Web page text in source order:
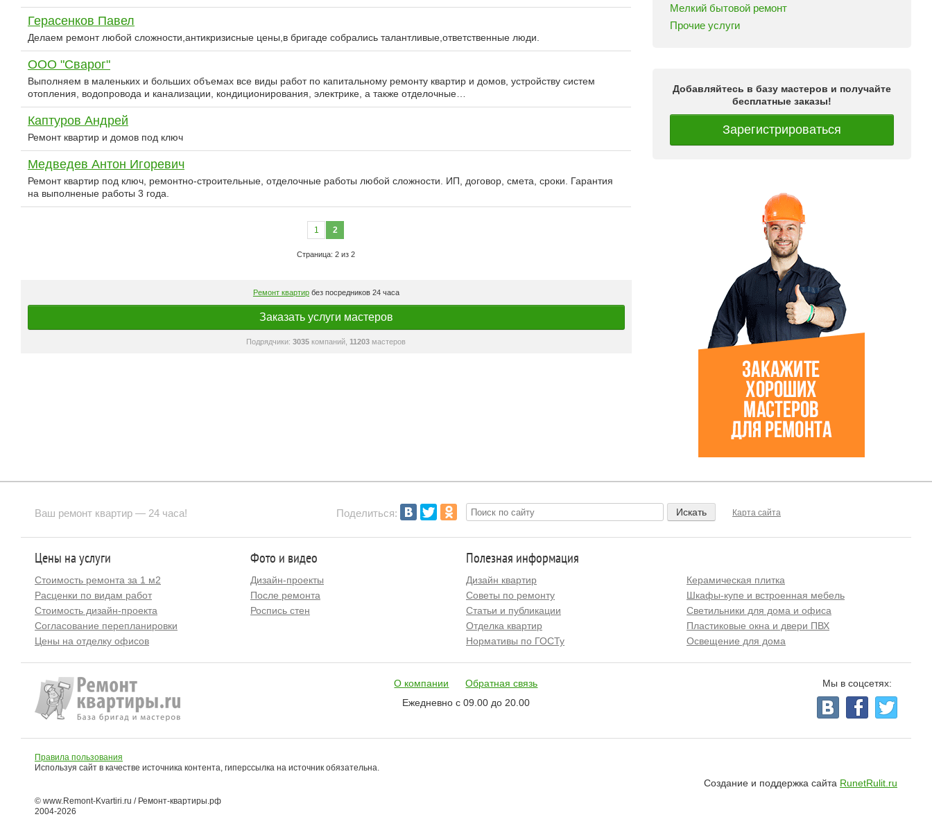
Герасенков Павел
Делаем ремонт любой сложности,антикризисные цены,в бригаде собрались талантливые,ответственные люди.
ООО "Сварог"
Выполняем в маленьких и больших объемах все виды работ по капитальному ремонту квартир и домов, устройству систем
отопления, водопровода и канализации, кондиционирования, электрике, а также отделочные…
Каптуров Андрей
Ремонт квартир и домов под ключ
Медведев Антон Игоревич
Ремонт квартир под ключ, ремонтно-строительные, отделочные работы любой сложности. ИП, договор, смета, сроки. Гарантия
на выполненые работы 3 года.
1 2
Страница: 2 из 2
Ремонт квартирбез посредников 24 часа
Заказать услуги мастеров
Подрядчики:3035 компаний, 11203 мастеров
Мелкий бытовой ремонт
Прочие услуги
Добавляйтесь в базу мастеров и получайте
бесплатные заказы!
Зарегистрироваться
Ваш ремонт квартир — 24 часа! Карта сайта
Поделиться:
Цены на услуги
Стоимость ремонта за 1 м2
Расценки по видам работ
Стоимость дизайн-проекта
Согласование перепланировки
Цены на отделку офисов
Фото и видео
Дизайн-проекты
После ремонта
Роспись стен
Полезная информация
Дизайн квартир
Советы по ремонту
Статьи и публикации
Отделка квартир
Нормативы по ГОСТу
Керамическая плитка
Шкафы-купе и встроенная мебель
Светильники для дома и офиса
Пластиковые окна и двери ПВХ
Освещение для дома
О компании
Обратная связь
Ежедневно с 09.00 до 20.00
Мы в соцсетях:
Правила пользования
Используя сайт в качестве источника контента, гиперссылка на источник обязательна.
Создание и поддержка сайта RunetRulit.ru
© www.Remont-Kvartiri.ru / Ремонт-квартиры.рф
2004-2026